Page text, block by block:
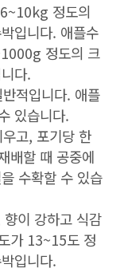
정도의
입니다. 애플수
정도의 크
다.
적입니다. 애플
있습니다.
고, 포기당 한
배할 때 공중에
수확할 수 있습
이 강하고 식감
가 13~15도 정
입니다.